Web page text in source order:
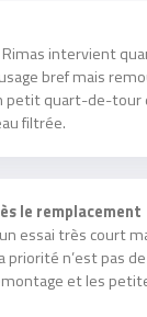
intervient
bref mais
petit quart-de-tour
filtrée.
le remplacement
essai très court
priorité n’est pas
et les